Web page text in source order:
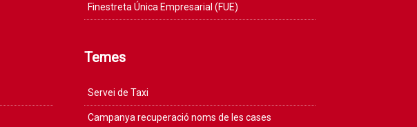
Finestreta Única Empresarial (FUE)
Temes
Servei de Taxi
Campanya recuperació noms de les cases